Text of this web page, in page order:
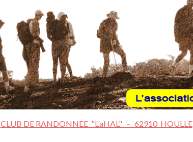
CLUB DE RANDONNEE "L'aHAL" - 62910 HOULLE